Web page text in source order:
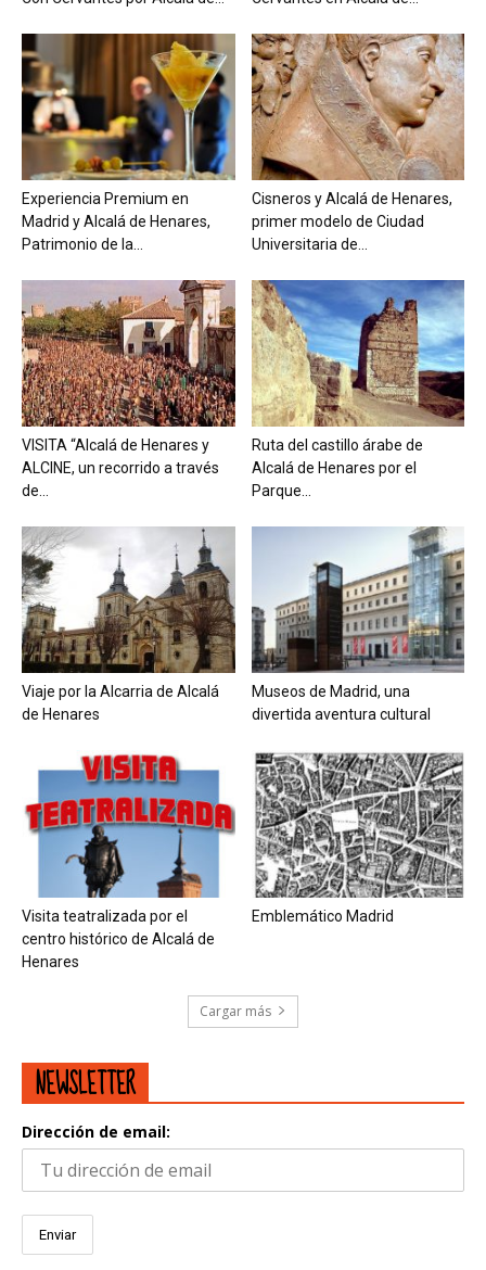
Experiencia Premium en
Madrid y Alcalá de Henares,
Patrimonio de la...
Cisneros y Alcalá de Henares,
primer modelo de Ciudad
Universitaria de...
VISITA “Alcalá de Henares y
ALCINE, un recorrido a través
de...
Ruta del castillo árabe de
Alcalá de Henares por el
Parque...
Viaje por la Alcarria de Alcalá
de Henares
Museos de Madrid, una
divertida aventura cultural
Visita teatralizada por el
centro histórico de Alcalá de
Henares
Emblemático Madrid
Cargar más
NEWSLETTER
Dirección de email: